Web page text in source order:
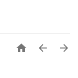
  